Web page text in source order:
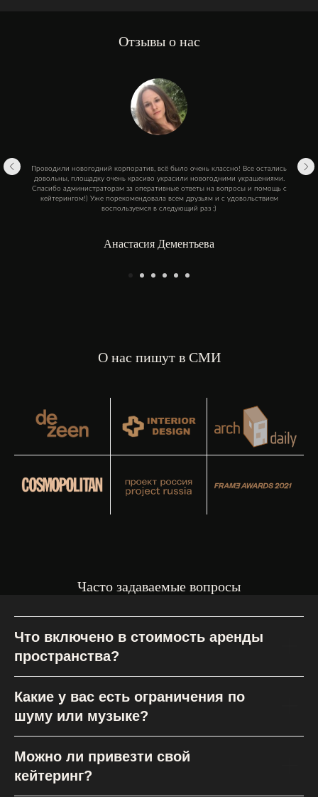
Отзывы о нас
Проводили новогодний корпоратив, всё было очень классно! Все остались
довольны, площадку очень красиво украсили новогодними украшениями.
Спасибо администраторам за оперативные ответы на вопросы и помощь с
кейтерингом!) Уже порекомендовала всем друзьям и с удовольствием
воспользуемся в следующий раз :)
Анастасия Дементьева
О нас пишут в СМИ
Часто задаваемые вопросы
Что включено в стоимость аренды
пространства?
Какие у вас есть ограничения по
шуму или музыке?
Можно ли привезти свой
кейтеринг?